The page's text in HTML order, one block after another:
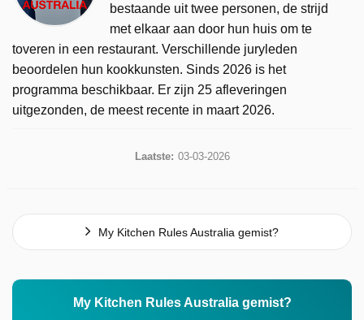
bestaande uit twee personen, de strijd
met elkaar aan door hun huis om te
toveren in een restaurant. Verschillende juryleden
beoordelen hun kookkunsten. Sinds 2026 is het
programma beschikbaar. Er zijn 25 afleveringen
uitgezonden, de meest recente in maart 2026.
Laatste: 03-03-2026
My Kitchen Rules Australia gemist?
My Kitchen Rules Australia gemist?